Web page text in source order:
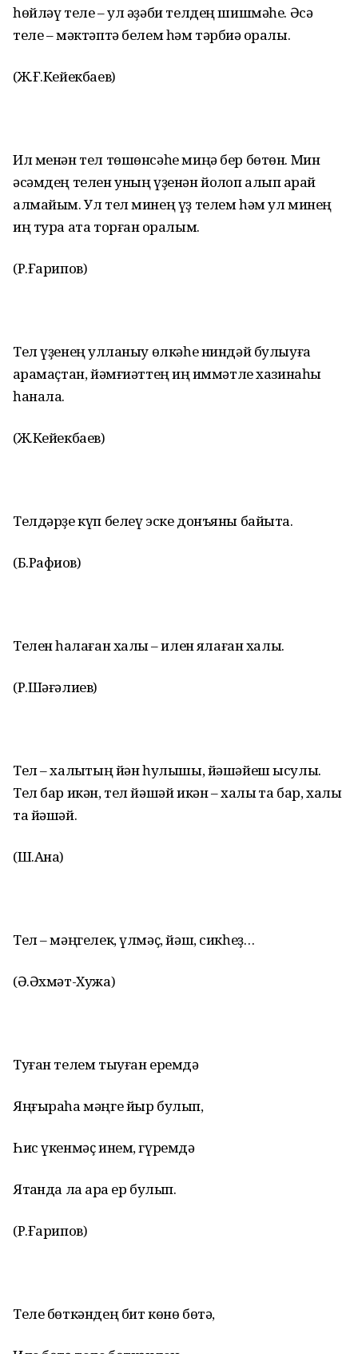
һөйләү теле – ул әҙәби телдең шишмәһе. Әсә
теле – мәктәптә белем һәм тәрбиә ҡоралы.
(Ж.Ғ.Кейекбаев)
Ил менән тел төшөнсәһе миңә бер бөтөн. Мин
әсәмдең телен уның үҙенән йолҡоп алып ҡарай
алмайым. Ул тел минең үҙ телем һәм ул минең
иң тура ата торған ҡоралым.
(Р.Ғарипов)
Тел үҙенең ҡулланыу өлкәһе ниндәй булыуға
ҡарамаҫтан, йәмғиәттең иң ҡиммәтле хазинаһы
һанала.
(Ж.Кейекбаев)
Телдәрҙе күп белеү эске донъяны байыта.
(Б.Рафиҡов)
Телен һаҡлаған халыҡ – илен яҡлаған халыҡ.
(Р.Шәғәлиев)
Тел – халыҡтың йән һулышы, йәшәйеш ысулы.
Тел бар икән, тел йәшәй икән – халыҡ та бар, халыҡ
та йәшәй.
(Ш.Анаҡ)
Тел – мәңгелек, үлмәҫ, йәш, сикһеҙ…
(Ә.Әхмәт-Хужа)
Туған телем тыуған еремдә
Яңғыраһа мәңге йыр булып,
Һис үкенмәҫ инем, гүремдә
Ятҡанда ла ҡара ер булып.
(Р.Ғарипов)
Теле бөткәндең бит көнө бөтә,